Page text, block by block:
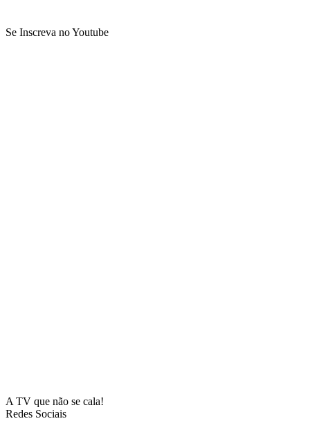
Se Inscreva no Youtube
A TV que não se cala!
Redes Sociais